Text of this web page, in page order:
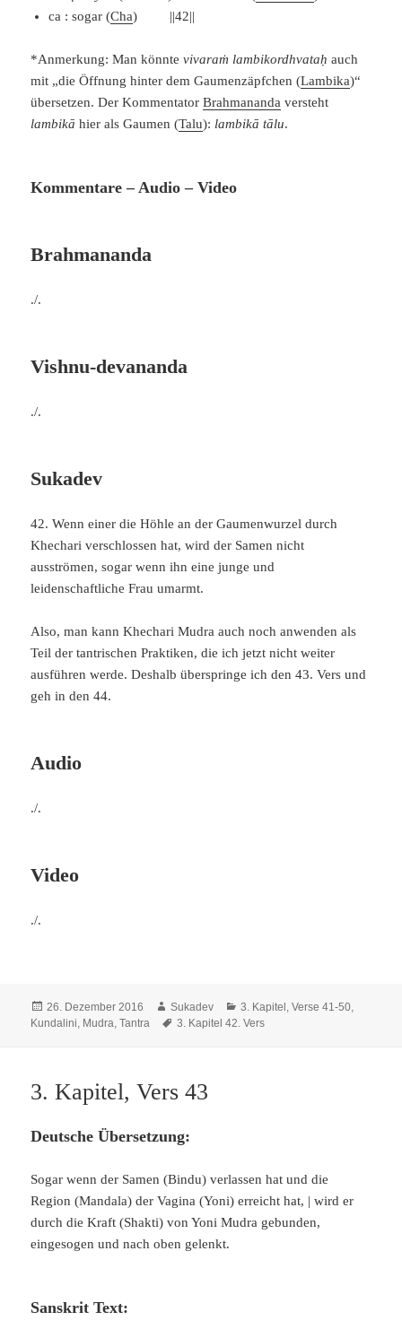
ca : sogar (Cha) ||42||
*Anmerkung: Man könntevivaraṁ lambikordhvataḥ auch
mit „die Öffnung hinter dem Gaumenzäpfchen (Lambika)“
übersetzen. Der KommentatorBrahmananda versteht
lambikā hier als Gaumen (Talu):lambikā tālu.
Kommentare – Audio – Video
Brahmananda
./.
Vishnu-devananda
./.
Sukadev
42. Wenn einer die Höhle an der Gaumenwurzel durch
Khechari verschlossen hat, wird der Samen nicht
ausströmen, sogar wenn ihn eine junge und
leidenschaftliche Frau umarmt.
Also, man kann Khechari Mudra auch noch anwenden als
Teil der tantrischen Praktiken, die ich jetzt nicht weiter
ausführen werde. Deshalb überspringe ich den 43. Vers und
geh in den 44.
Audio
./.
Video
./.
Veröffentlicht
am
26. Dezember 2016 Autor
Sukadev Kategorien
3. Kapitel, Verse 41-50,
Kundalini, Mudra, Tantra
Schlagwörter
3. Kapitel 42. Vers
3. Kapitel, Vers 43
Deutsche Übersetzung:
Sogar wenn der Samen (Bindu) verlassen hat und die
Region (Mandala) der Vagina (Yoni) erreicht hat, | wird er
durch die Kraft (Shakti) von Yoni Mudra gebunden,
eingesogen und nach oben gelenkt.
Sanskrit Text: